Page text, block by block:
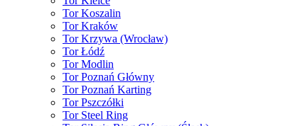
Tor Koszalin
Tor Kraków
Tor Krzywa (Wrocław)
Tor Łódź
Tor Modlin
Tor Poznań Główny
Tor Poznań Karting
Tor Pszczółki
Tor Steel Ring